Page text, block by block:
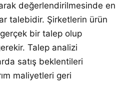
değerlendirilmesinde en
talebidir. Şirketlerin ürün
bir talep olup
Talep analizi
satış beklentileri
maliyetleri geri